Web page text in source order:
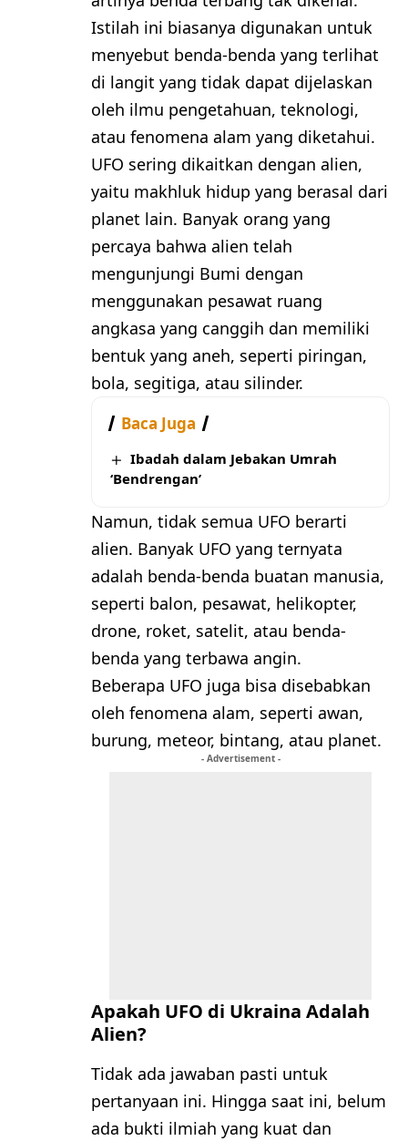
Istilah ini biasanya digunakan untuk
menyebut benda-benda yang terlihat
di langit yang tidak dapat dijelaskan
oleh ilmu pengetahuan, teknologi,
atau fenomena alam yang diketahui.
UFO sering dikaitkan dengan alien,
yaitu makhluk hidup yang berasal dari
planet lain. Banyak orang yang
percaya bahwa alien telah
mengunjungi Bumi dengan
menggunakan pesawat ruang
angkasa yang canggih dan memiliki
bentuk yang aneh, seperti piringan,
bola, segitiga, atau silinder.
Baca Juga
Ibadah dalam Jebakan Umrah
‘Bendrengan’
Namun, tidak semua UFO berarti
alien. Banyak UFO yang ternyata
adalah benda-benda buatan manusia,
seperti balon, pesawat, helikopter,
drone, roket, satelit, atau benda-
benda yang terbawa angin.
Beberapa UFO juga bisa disebabkan
oleh fenomena alam, seperti awan,
burung, meteor, bintang, atau planet.
- Advertisement -
Apakah UFO di Ukraina Adalah
Alien?
Tidak ada jawaban pasti untuk
pertanyaan ini. Hingga saat ini, belum
ada bukti ilmiah yang kuat dan